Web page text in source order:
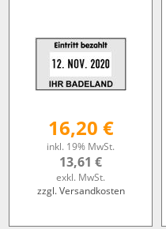
16,20 €
inkl. 19% MwSt.
13,61 €
exkl. MwSt.
zzgl. Versandkosten